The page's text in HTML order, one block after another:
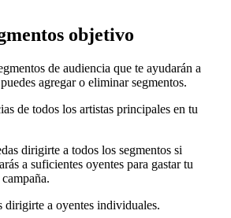
objetivo
de audiencia que te ayudarán a
agregar o eliminar segmentos.
de todos los artistas principales en tu
dirigirte a todos los segmentos si
a suficientes oyentes para gastar tu
dirigirte a oyentes individuales.